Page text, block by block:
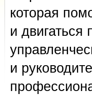
которая
и
и